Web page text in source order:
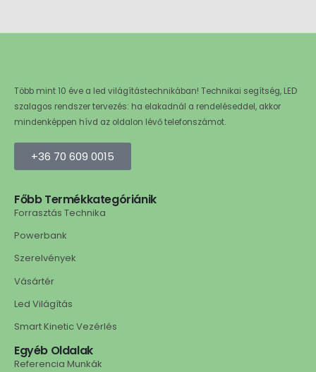
Több mint 10 éve a led világítástechnikában! Technikai segítség, LED
szalagos rendszer tervezés: ha elakadnál a rendeléseddel, akkor
mindenképpen hívd az oldalon lévő telefonszámot.
+36 70 609 0015
Főbb Termékkategóriánik
Forrasztás Technika
Powerbank
Szerelvények
Vásártér
Led Világítás
Smart Kinetic Vezérlés
Egyéb Oldalak
Referencia Munkák